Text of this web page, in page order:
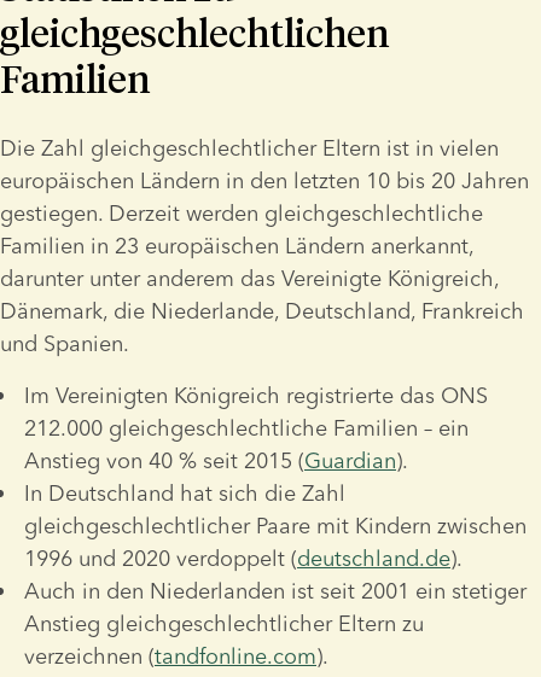
gleichgeschlechtlichen
Familien
Die Zahl gleichgeschlechtlicher Eltern ist in vielen
europäischen Ländern in den letzten 10 bis 20 Jahren
gestiegen. Derzeit werden gleichgeschlechtliche
Familien in 23 europäischen Ländern anerkannt,
darunter unter anderem das Vereinigte Königreich,
Dänemark, die Niederlande, Deutschland, Frankreich
und Spanien.
Im Vereinigten Königreich registrierte das ONS
212.000 gleichgeschlechtliche Familien – ein
Anstieg von 40 % seit 2015 (Guardian).
In Deutschland hat sich die Zahl
gleichgeschlechtlicher Paare mit Kindern zwischen
1996 und 2020 verdoppelt (deutschland.de).
Auch in den Niederlanden ist seit 2001 ein stetiger
Anstieg gleichgeschlechtlicher Eltern zu
verzeichnen (tandfonline.com).